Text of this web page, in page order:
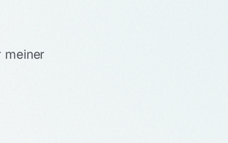
meiner